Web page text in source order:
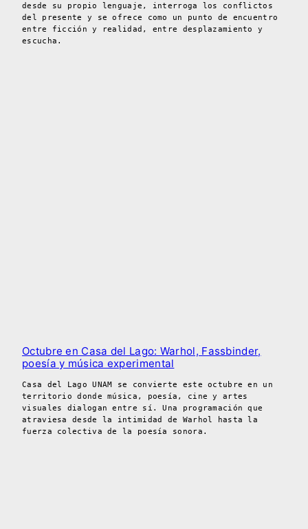
desde su propio lenguaje, interroga los conflictos
del presente y se ofrece como un punto de encuentro
entre ficción y realidad, entre desplazamiento y
escucha.
Octubre en Casa del Lago: Warhol, Fassbinder,
poesía y música experimental
Casa del Lago UNAM se convierte este octubre en un
territorio donde música, poesía, cine y artes
visuales dialogan entre sí. Una programación que
atraviesa desde la intimidad de Warhol hasta la
fuerza colectiva de la poesía sonora.